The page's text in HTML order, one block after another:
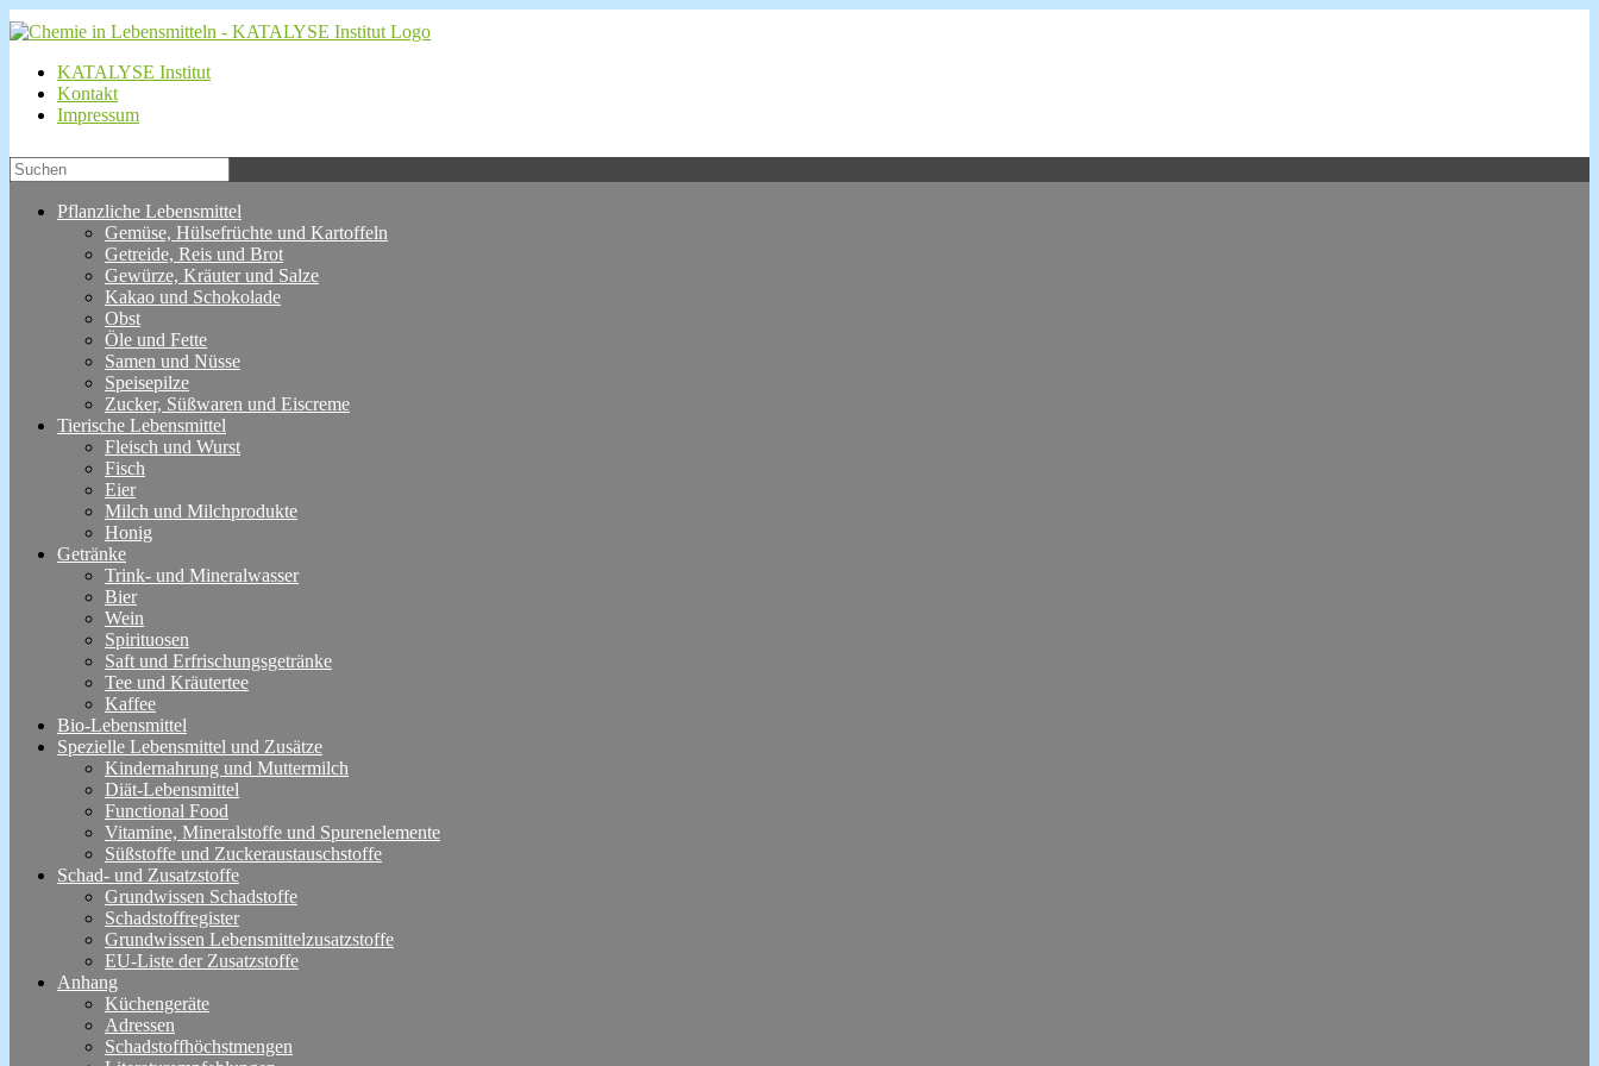
KATALYSE Institut
Kontakt
Impressum
Pflanzliche Lebensmittel
Gemüse, Hülsefrüchte und Kartoffeln
Getreide, Reis und Brot
Gewürze, Kräuter und Salze
Kakao und Schokolade
Obst
Öle und Fette
Samen und Nüsse
Speisepilze
Zucker, Süßwaren und Eiscreme
Tierische Lebensmittel
Fleisch und Wurst
Fisch
Eier
Milch und Milchprodukte
Honig
Getränke
Trink- und Mineralwasser
Bier
Wein
Spirituosen
Saft und Erfrischungsgetränke
Tee und Kräutertee
Kaffee
Bio-Lebensmittel
Spezielle Lebensmittel und Zusätze
Kindernahrung und Muttermilch
Diät-Lebensmittel
Functional Food
Vitamine, Mineralstoffe und Spurenelemente
Süßstoffe und Zuckeraustauschstoffe
Schad- und Zusatzstoffe
Grundwissen Schadstoffe
Schadstoffregister
Grundwissen Lebensmittelzusatzstoffe
EU-Liste der Zusatzstoffe
Anhang
Küchengeräte
Adressen
Schadstoffhöchstmengen